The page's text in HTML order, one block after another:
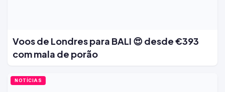
Voos de Londres para BALI 😍 desde €393
com mala de porão
NOTÍCIAS